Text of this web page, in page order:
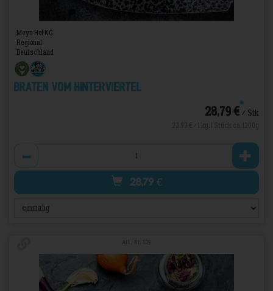
Meyn Hof KG
Regional
Deutschland
Braten vom Hinterviertel
28,79 €*/ Stk
28,79 €